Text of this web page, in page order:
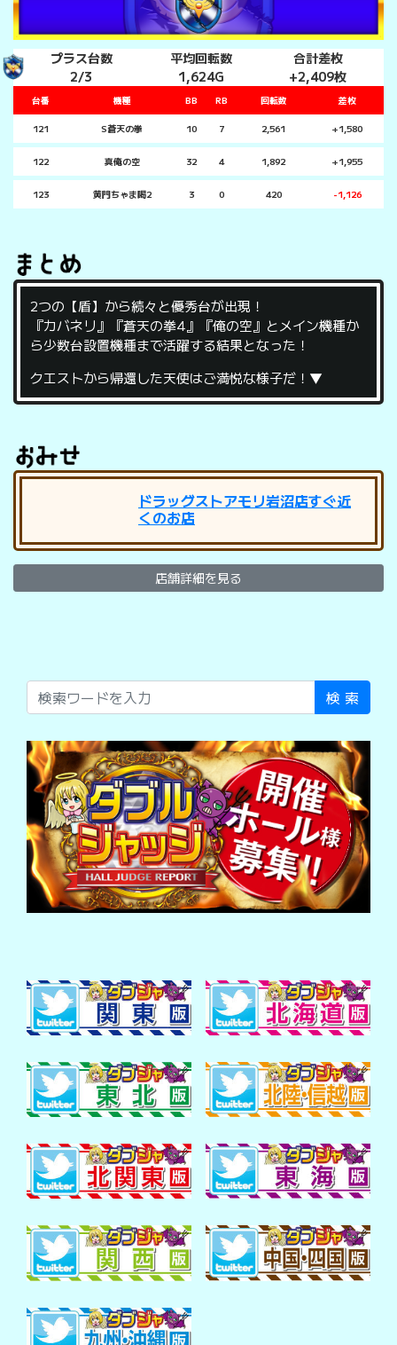
プラス台数
2/3
平均回転数
1,624G
合計差枚
+2,409枚
台番 機種 BB RB 回転数 差枚
121 S蒼天の拳 10 7 2,561 +1,580
122 真俺の空 32 4 1,892 +1,955
123 黄門ちゃま喝2 3 0 420 -1,126
2つの【盾】から続々と優秀台が出現！
『カバネリ』『蒼天の拳4』『俺の空』とメイン機種か
ら少数台設置機種まで活躍する結果となった！
クエストから帰還した天使はご満悦な様子だ！▼
ドラッグストアモリ岩沼店すぐ近
くのお店
店舗詳細を見る